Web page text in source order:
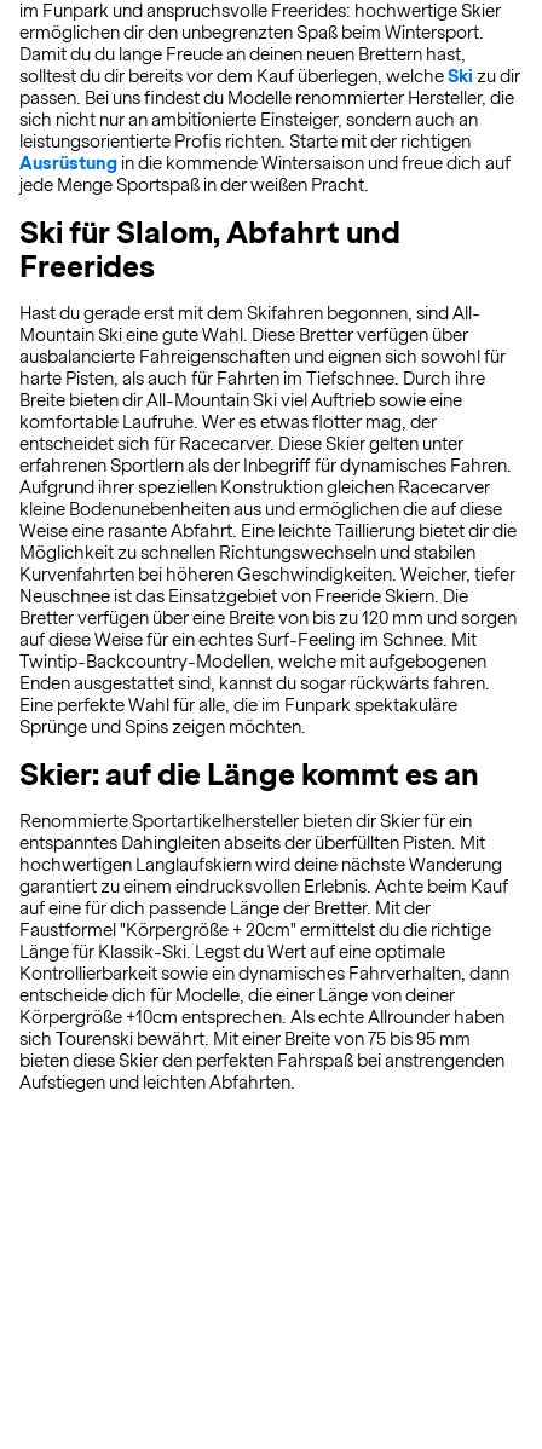
im Funpark und anspruchsvolle Freerides: hochwertige Skier
ermöglichen dir den unbegrenzten Spaß beim Wintersport.
Damit du du lange Freude an deinen neuen Brettern hast,
solltest du dir bereits vor dem Kauf überlegen, welcheSki zu dir
passen. Bei uns findest du Modelle renommierter Hersteller, die
sich nicht nur an ambitionierte Einsteiger, sondern auch an
leistungsorientierte Profis richten. Starte mit der richtigen
Ausrüstung in die kommende Wintersaison und freue dich auf
jede Menge Sportspaß in der weißen Pracht.
Ski für Slalom, Abfahrt und
Freerides
Hast du gerade erst mit dem Skifahren begonnen, sind All-
Mountain Ski eine gute Wahl. Diese Bretter verfügen über
ausbalancierte Fahreigenschaften und eignen sich sowohl für
harte Pisten, als auch für Fahrten im Tiefschnee. Durch ihre
Breite bieten dir All-Mountain Ski viel Auftrieb sowie eine
komfortable Laufruhe. Wer es etwas flotter mag, der
entscheidet sich für Racecarver. Diese Skier gelten unter
erfahrenen Sportlern als der Inbegriff für dynamisches Fahren.
Aufgrund ihrer speziellen Konstruktion gleichen Racecarver
kleine Bodenunebenheiten aus und ermöglichen die auf diese
Weise eine rasante Abfahrt. Eine leichte Taillierung bietet dir die
Möglichkeit zu schnellen Richtungswechseln und stabilen
Kurvenfahrten bei höheren Geschwindigkeiten. Weicher, tiefer
Neuschnee ist das Einsatzgebiet von Freeride Skiern. Die
Bretter verfügen über eine Breite von bis zu 120 mm und sorgen
auf diese Weise für ein echtes Surf-Feeling im Schnee. Mit
Twintip-Backcountry-Modellen, welche mit aufgebogenen
Enden ausgestattet sind, kannst du sogar rückwärts fahren.
Eine perfekte Wahl für alle, die im Funpark spektakuläre
Sprünge und Spins zeigen möchten.
Skier: auf die Länge kommt es an
Renommierte Sportartikelhersteller bieten dir Skier für ein
entspanntes Dahingleiten abseits der überfüllten Pisten. Mit
hochwertigen Langlaufskiern wird deine nächste Wanderung
garantiert zu einem eindrucksvollen Erlebnis. Achte beim Kauf
auf eine für dich passende Länge der Bretter. Mit der
Faustformel "Körpergröße + 20cm" ermittelst du die richtige
Länge für Klassik-Ski. Legst du Wert auf eine optimale
Kontrollierbarkeit sowie ein dynamisches Fahrverhalten, dann
entscheide dich für Modelle, die einer Länge von deiner
Körpergröße +10cm entsprechen. Als echte Allrounder haben
sich Tourenski bewährt. Mit einer Breite von 75 bis 95 mm
bieten diese Skier den perfekten Fahrspaß bei anstrengenden
Aufstiegen und leichten Abfahrten.